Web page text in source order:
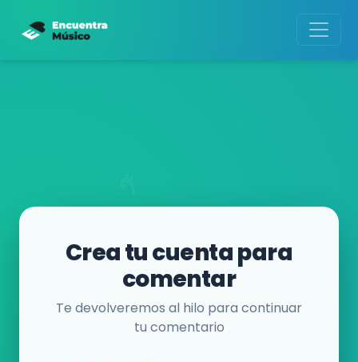
Crea tu cuenta para
comentar
Te devolveremos al hilo para continuar
tu comentario